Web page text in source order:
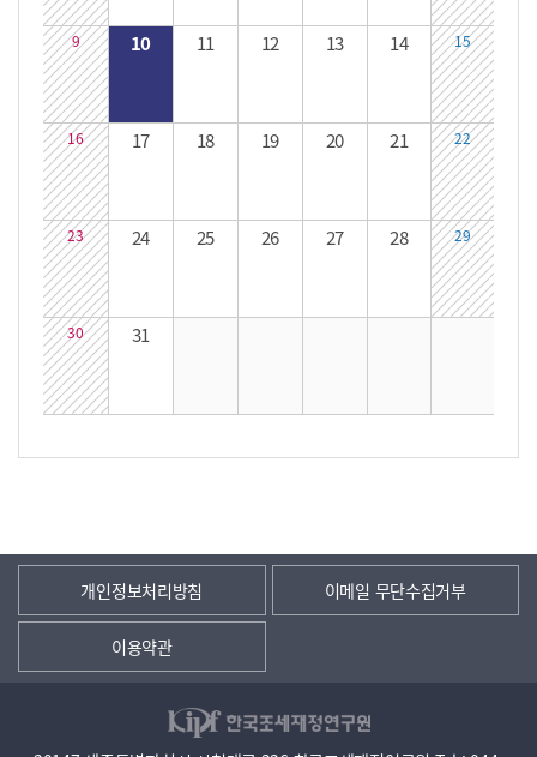
9 10 11 12 13 14 15
16 17 18 19 20 21 22
23 24 25 26 27 28 29
30 31
개인정보처리방침 이메일 무단수집거부
이용약관